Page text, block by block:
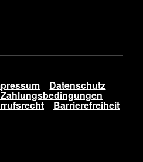
Datenschutz
Barrierefreiheit